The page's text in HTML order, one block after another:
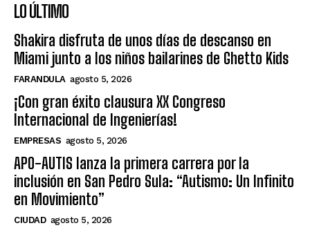
LO ÚLTIMO
Shakira disfruta de unos días de descanso en
Miami junto a los niños bailarines de Ghetto Kids
FARANDULA agosto 5, 2026
¡Con gran éxito clausura XX Congreso
Internacional de Ingenierías!
EMPRESAS agosto 5, 2026
APO-AUTIS lanza la primera carrera por la
inclusión en San Pedro Sula: “Autismo: Un Infinito
en Movimiento”
CIUDAD agosto 5, 2026